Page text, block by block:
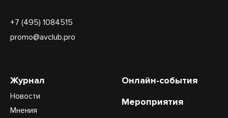
+7 (495) 1084515
promo@avclub.pro
Журнал
Новости
Мнения
Онлайн-события
Мероприятия